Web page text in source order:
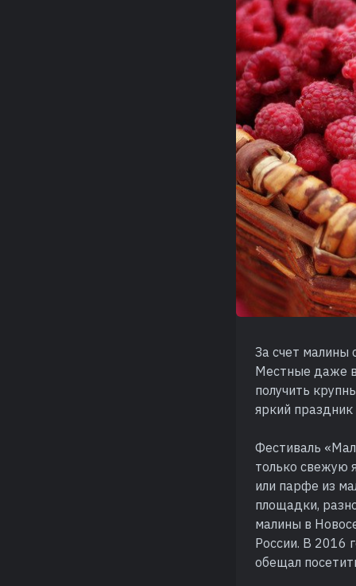
За счет малины
Местные даже
получить
яркий
Фестиваль
только свежую
или парфе из
площадки,
малины в
России. В 2016
обещал